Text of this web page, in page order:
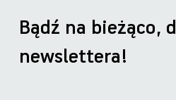
Bądź na bieżąco,
newslettera!